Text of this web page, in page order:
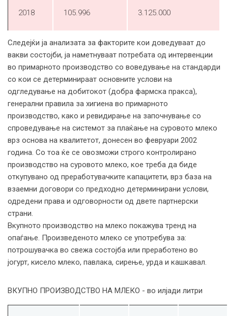
2018 105.996 3.125.000
Следејќи ја анализата за факторите кои доведуваат до
вакви состојби, ја наметнуваат потребата од интервенции
во примарното производство со воведување на стандарди
со кои се детерминираат основните услови на
одгледување на добитокот (добра фармска пракса),
генерални правила за хигиена во примарното
производство, како и ревидирање на започнување со
спроведување на системот за плаќање на суровото млеко
врз основа на квалитетот, донесен во февруари 2002
година. Со тоа ќе се овозможи строго контролирано
производство на суровото млеко, кое треба да биде
откупувано од преработувачките капацитети, врз база на
взаемни договори со предходно детерминирани услови,
одредени права и одговорности од двете партнерски
страни.
Вкупното производство на млеко покажува тренд на
опаѓање. Произведеното млеко се употребува за:
потрошувачка во свежа состојба или преработено во
јогурт, кисело млеко, павлака, сирење, урда и кашкавал.
ВКУПНО ПРОИЗВОДСТВО НА МЛЕКО - во илјади литри